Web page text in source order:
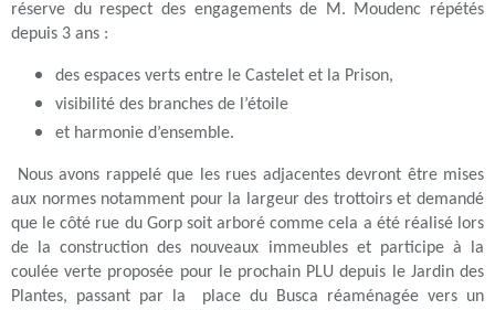
réserve du respect des engagements de M. Moudenc répétés
depuis 3 ans :
des espaces verts entre le Castelet et la Prison,
visibilité des branches de l’étoile
et harmonie d’ensemble.
Nous avons rappelé que les rues adjacentes devront être mises
aux normes notamment pour la largeur des trottoirs et demandé
que le côté rue du Gorp soit arboré comme cela a été réalisé lors
de la construction des nouveaux immeubles et participe à la
coulée verte proposée pour le prochain PLU depuis le Jardin des
Plantes, passant par la place du Busca réaménagée vers un